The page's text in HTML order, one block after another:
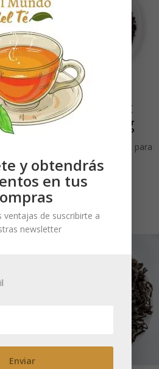
Taiwán Classic
Choice Oolong
Necesitas estar registrado para
ver los precios
y obtendrás
en tus
ventajas de suscribirte a
newsletter